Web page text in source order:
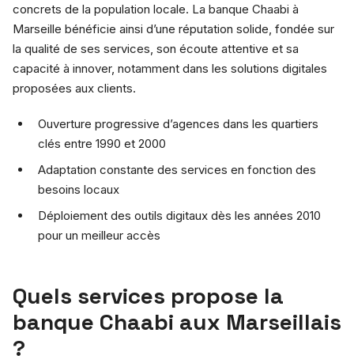
concrets de la population locale. La banque Chaabi à
Marseille bénéficie ainsi d’une réputation solide, fondée sur
la qualité de ses services, son écoute attentive et sa
capacité à innover, notamment dans les solutions digitales
proposées aux clients.
Ouverture progressive d’agences dans les quartiers
clés entre 1990 et 2000
Adaptation constante des services en fonction des
besoins locaux
Déploiement des outils digitaux dès les années 2010
pour un meilleur accès
Quels services propose la
banque Chaabi aux Marseillais
?